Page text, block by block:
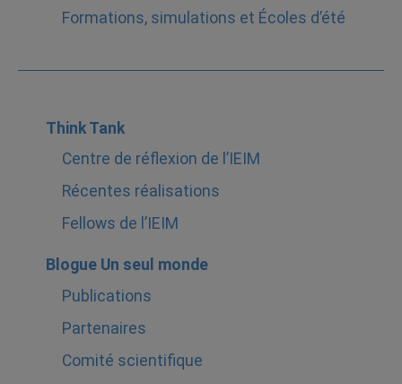
Formations, simulations et Écoles d’été
Think Tank
Centre de réflexion de l’IEIM
Récentes réalisations
Fellows de l’IEIM
Blogue Un seul monde
Publications
Partenaires
Comité scientifique